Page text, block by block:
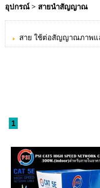
อุปกรณ์ > สายนําสัญญาณ
สาย ใช้ต่อสัญญาณภาพแ
1